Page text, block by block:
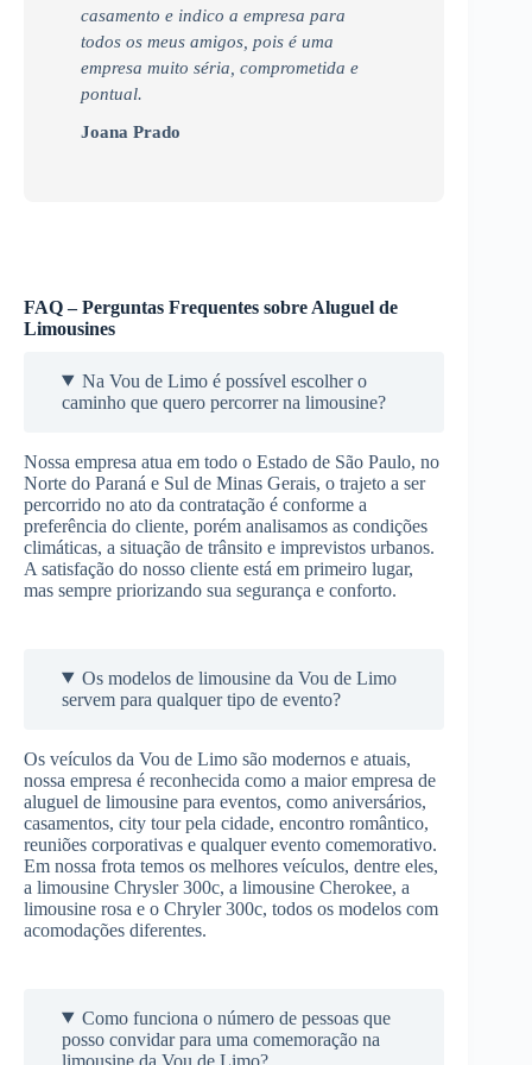
casamento e indico a empresa para
todos os meus amigos, pois é uma
empresa muito séria, comprometida e
pontual.
Joana Prado
FAQ – Perguntas Frequentes sobre Aluguel de
Limousines
Na Vou de Limo é possível escolher o
caminho que quero percorrer na limousine?
Nossa empresa atua em todo o Estado de São Paulo, no
Norte do Paraná e Sul de Minas Gerais, o trajeto a ser
percorrido no ato da contratação é conforme a
preferência do cliente, porém analisamos as condições
climáticas, a situação de trânsito e imprevistos urbanos.
A satisfação do nosso cliente está em primeiro lugar,
mas sempre priorizando sua segurança e conforto.
Os modelos de limousine da Vou de Limo
servem para qualquer tipo de evento?
Os veículos da Vou de Limo são modernos e atuais,
nossa empresa é reconhecida como a maior empresa de
aluguel de limousine para eventos, como aniversários,
casamentos, city tour pela cidade, encontro romântico,
reuniões corporativas e qualquer evento comemorativo.
Em nossa frota temos os melhores veículos, dentre eles,
a limousine Chrysler 300c, a limousine Cherokee, a
limousine rosa e o Chryler 300c, todos os modelos com
acomodações diferentes.
Como funciona o número de pessoas que
posso convidar para uma comemoração na
limousine da Vou de Limo?